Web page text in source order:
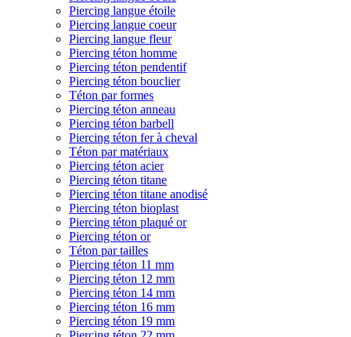
Piercing langue étoile
Piercing langue coeur
Piercing langue fleur
Piercing téton homme
Piercing téton pendentif
Piercing téton bouclier
Téton par formes
Piercing téton anneau
Piercing téton barbell
Piercing téton fer à cheval
Téton par matériaux
Piercing téton acier
Piercing téton titane
Piercing téton titane anodisé
Piercing téton bioplast
Piercing téton plaqué or
Piercing téton or
Téton par tailles
Piercing téton 11 mm
Piercing téton 12 mm
Piercing téton 14 mm
Piercing téton 16 mm
Piercing téton 19 mm